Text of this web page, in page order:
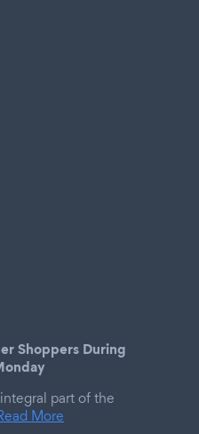
Shoppers During
part of the
More